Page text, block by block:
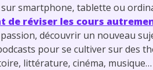
sur smartphone, tablette ou
de réviser les cours
découvrir un nouveau
pour se cultiver sur des
littérature, cinéma,